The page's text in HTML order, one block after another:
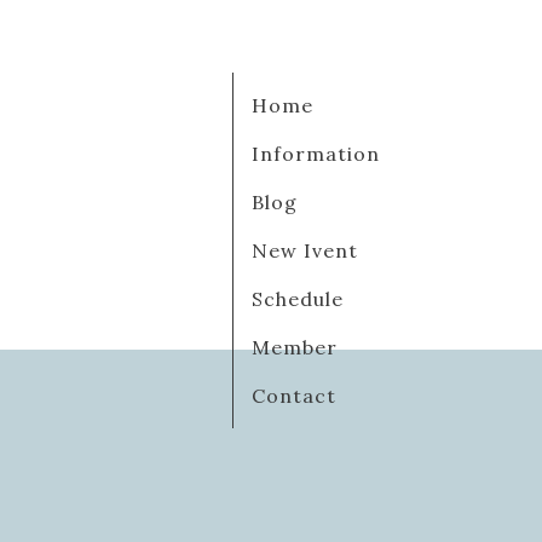
Home
Information
Blog
New Ivent
Schedule
Member
Contact